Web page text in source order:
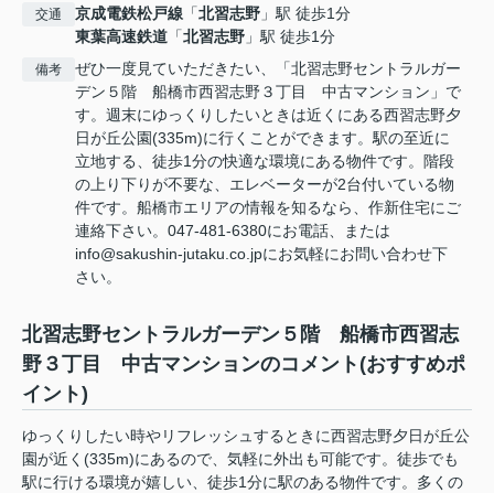
交通 京成電鉄松戸線 「北習志野 」駅 徒歩1分
東葉高速鉄道 「北習志野 」駅 徒歩1分
備考
ぜひ一度見ていただきたい、「北習志野セントラルガー
デン５階 船橋市西習志野３丁目 中古マンション」で
す。週末にゆっくりしたいときは近くにある西習志野夕
日が丘公園(335m)に行くことができます。駅の至近に
立地する、徒歩1分の快適な環境にある物件です。階段
の上り下りが不要な、エレベーターが2台付いている物
件です。船橋市エリアの情報を知るなら、作新住宅にご
連絡下さい。047-481-6380にお電話、または
info@sakushin-jutaku.co.jpにお気軽にお問い合わせ下
さい。
北習志野セントラルガーデン５階 船橋市西習志
野３丁目 中古マンションのコメント(おすすめポ
イント)
ゆっくりしたい時やリフレッシュするときに西習志野夕日が丘公
園が近く(335m)にあるので、気軽に外出も可能です。徒歩でも
駅に行ける環境が嬉しい、徒歩1分に駅のある物件です。多くの